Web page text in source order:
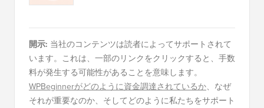
開示: 当社のコンテンツは読者によってサポートされて
います。これは、一部のリンクをクリックすると、手数
料が発生する可能性があることを意味します。
WPBeginnerがどのように資金調達されているか、なぜ
それが重要なのか、そしてどのように私たちをサポート